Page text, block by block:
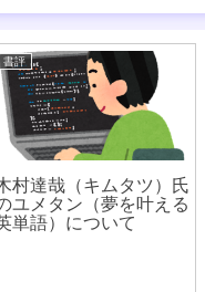
書評
村達哉（キムタツ）氏
ユメタン（夢を叶える
単語）について